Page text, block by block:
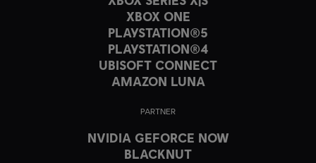
XBOX ONE
PLAYSTATION®5
PLAYSTATION®4
UBISOFT CONNECT
AMAZON LUNA
PARTNER
NVIDIA GEFORCE NOW
BLACKNUT